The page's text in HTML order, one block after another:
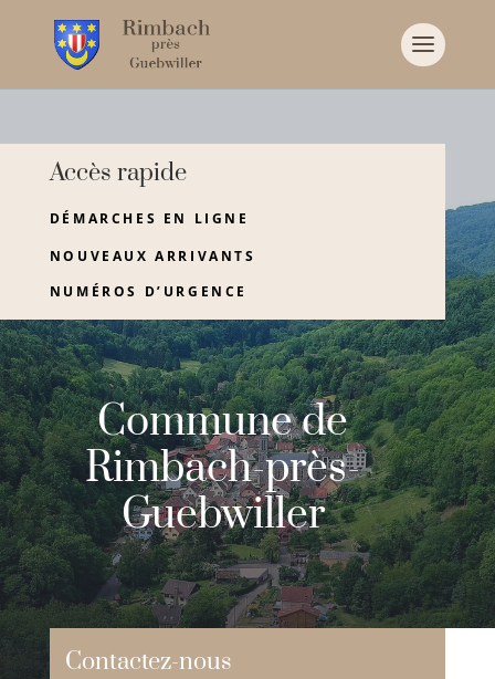
Accès rapide
DÉMARCHES EN LIGNE
NOUVEAUX ARRIVANTS
NUMÉROS D’URGENCE
Commune de
Rimbach-près-
Guebwiller
Contactez-nous